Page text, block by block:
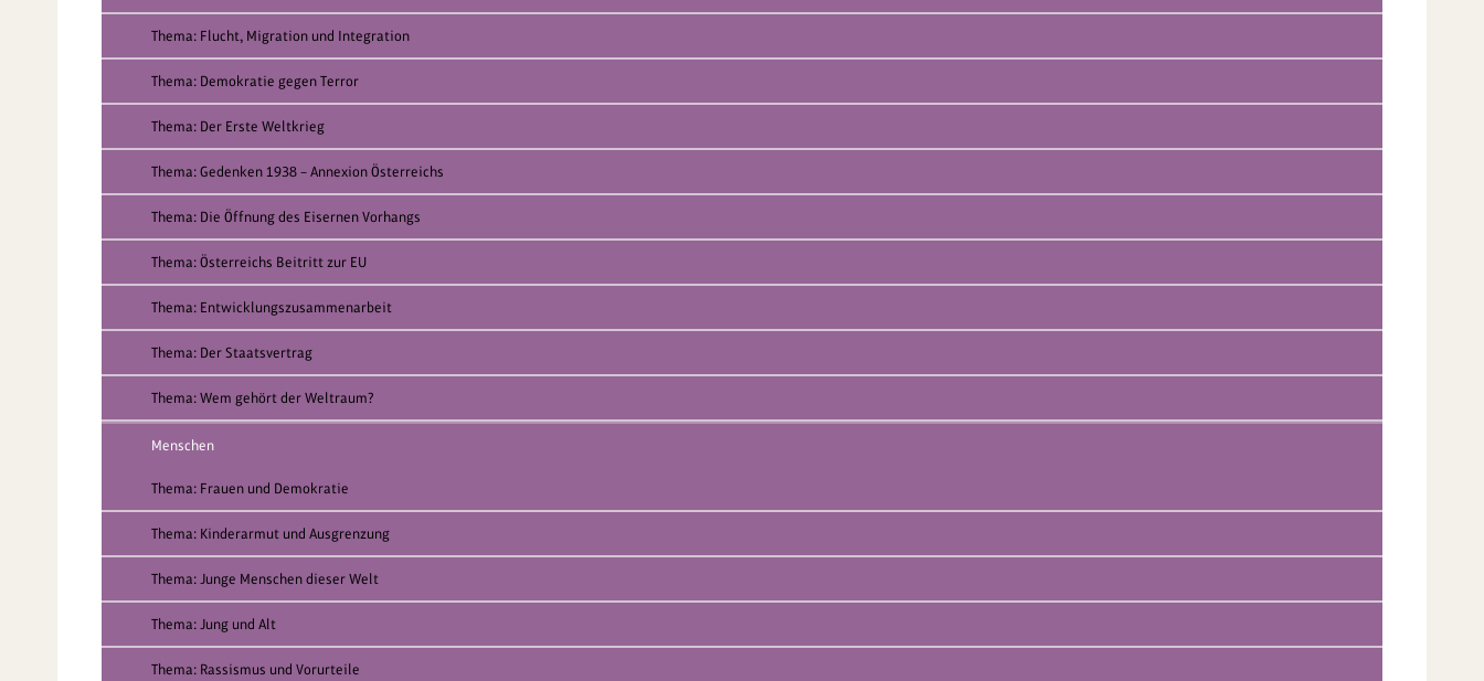
Thema: Flucht, Migration und Integration
Thema: Demokratie gegen Terror
Thema: Der Erste Weltkrieg
Thema: Gedenken 1938 – Annexion Österreichs
Thema: Die Öffnung des Eisernen Vorhangs
Thema: Österreichs Beitritt zur EU
Thema: Entwicklungszusammenarbeit
Thema: Der Staatsvertrag
Thema: Wem gehört der Weltraum?
Menschen
Thema: Frauen und Demokratie
Thema: Kinderarmut und Ausgrenzung
Thema: Junge Menschen dieser Welt
Thema: Jung und Alt
Thema: Rassismus und Vorurteile